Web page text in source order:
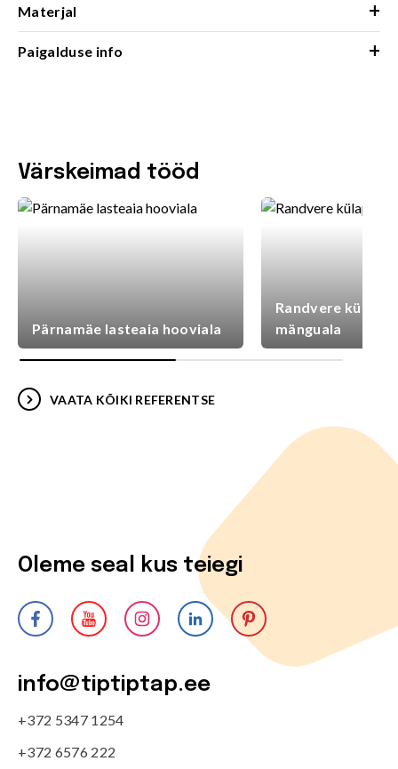
Materjal +
Paigalduse info +
Värskeimad tööd
Pärnamäe lasteaia hooviala
Randvere
mänguala
VAATA KÕIKI REFERENTSE
Oleme seal kus teiegi
info@tiptiptap.ee
+372 5347 1254
+372 6576 222